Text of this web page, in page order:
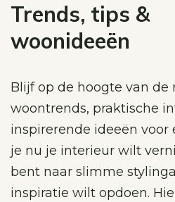
Trends, tips &
woonideeën
Blijf op de hoogte van de
woontrends, praktische
inspirerende ideeën voor
je nu je interieur wilt
bent naar slimme
inspiratie wilt opdoen.